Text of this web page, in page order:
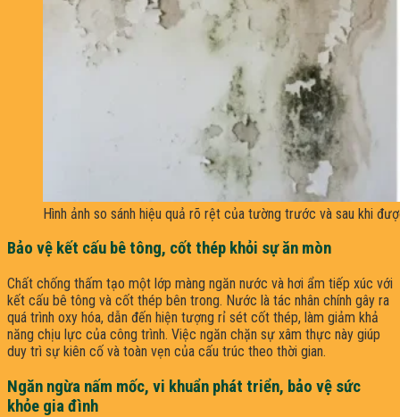
Hình ảnh so sánh hiệu quả rõ rệt của tường trước và sau khi
Bảo vệ kết cấu bê tông, cốt thép khỏi sự ăn mòn
Chất chống thấm tạo một lớp màng ngăn nước và hơi ẩm tiếp xúc với
kết cấu bê tông và cốt thép bên trong. Nước là tác nhân chính gây ra
quá trình oxy hóa, dẫn đến hiện tượng rỉ sét cốt thép, làm giảm khả
năng chịu lực của công trình. Việc ngăn chặn sự xâm thực này giúp
duy trì sự kiên cố và toàn vẹn của cấu trúc theo thời gian.
Ngăn ngừa nấm mốc, vi khuẩn phát triển, bảo vệ sức
khỏe gia đình